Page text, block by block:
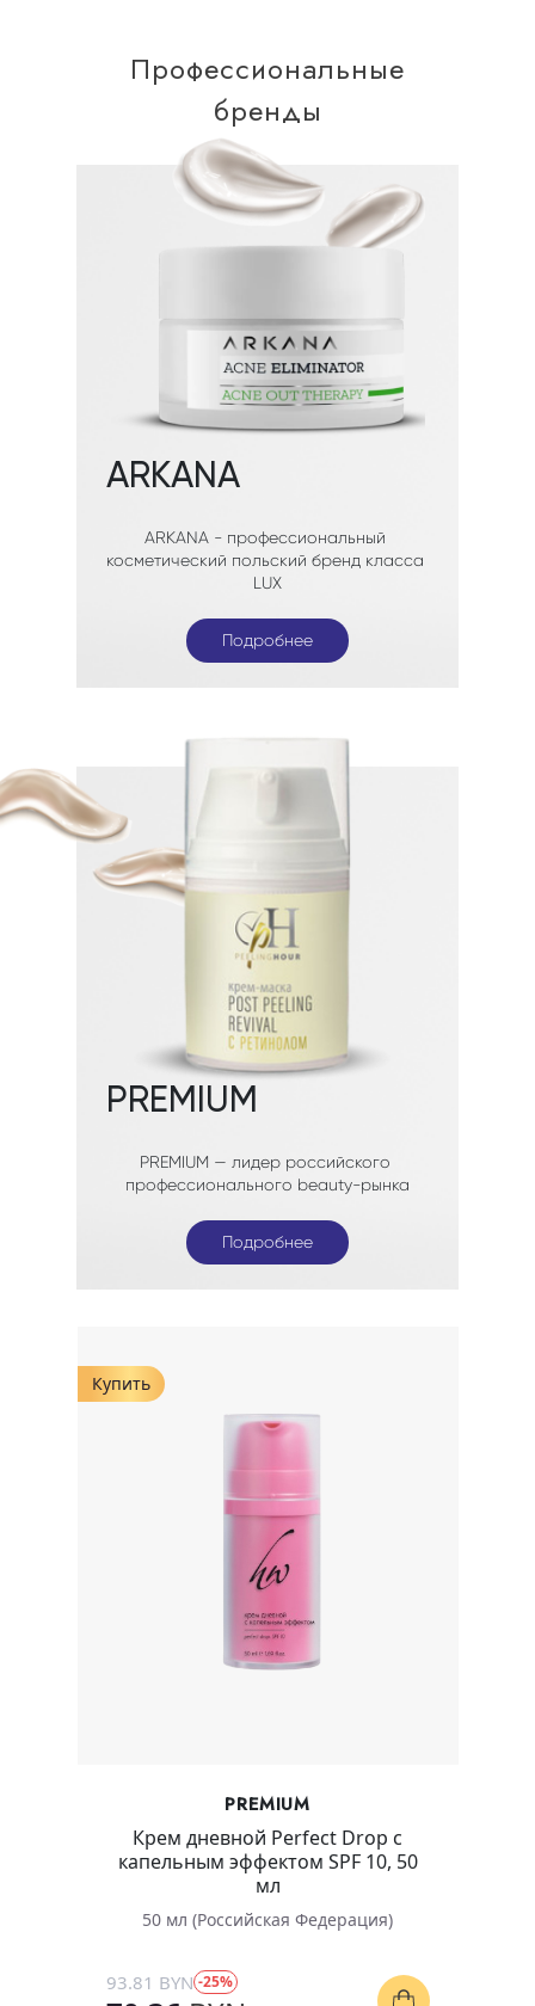
Профессиональные
бренды
Подробнее
Подробнее
Подробнее
Купить
PREMIUM
Крем дневной Perfect Drop с
капельным эффектом SPF 10, 50
мл
50 мл (Российская Федерация)
93.81 BYN -25%
Только для косметологов